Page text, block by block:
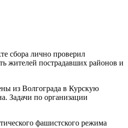
сбора лично проверил
жителей пострадавших районов и
из Волгограда в Курскую
Задачи по организации
фашистского режима